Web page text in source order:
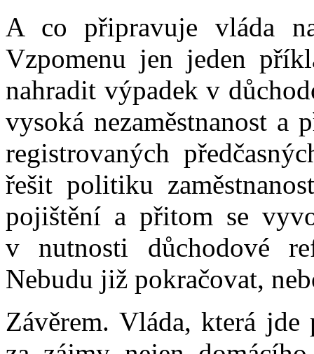
A co připravuje vláda
Vzpomenu jen jeden
nahradit výpadek v
vysoká nezaměstnanost a
registrovaných
řešit politiku
pojištění a přitom se
v nutnosti důchodové
Nebudu již pokračovat,
Závěrem. Vláda, která